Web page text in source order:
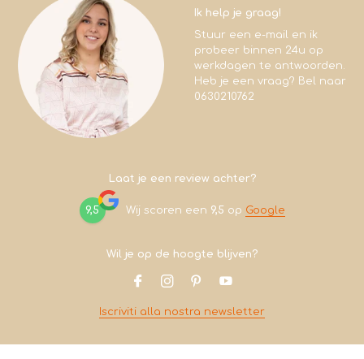
Ik help je graag!
Stuur een e-mail en ik
probeer binnen 24u op
werkdagen te antwoorden.
Heb je een vraag? Bel naar
0630210762
Laat je een review achter?
9,5 Wij scoren een 9,5 op Google
Wil je op de hoogte blijven?
Iscriviti alla nostra newsletter